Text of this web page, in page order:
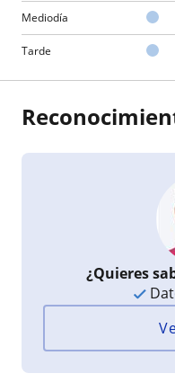
Mediodía
Tarde
¿Quieres